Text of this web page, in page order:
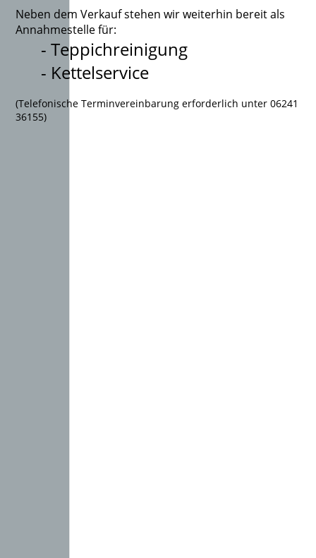
Neben dem Verkauf stehen wir weiterhin bereit als
Annahmestelle für:
- Teppichreinigung
- Kettelservice
(Telefonische Terminvereinbarung erforderlich unter 06241
36155)